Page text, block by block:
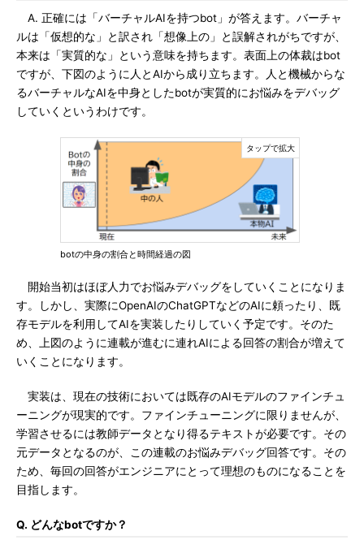
A. 正確には「バーチャルAIを持つbot」が答えます。バーチャ
ルは「仮想的な」と訳され「想像上の」と誤解されがちですが、
本来は「実質的な」という意味を持ちます。表面上の体裁はbot
ですが、下図のように人とAIから成り立ちます。人と機械からな
るバーチャルなAIを中身としたbotが実質的にお悩みをデバッグ
していくというわけです。
botの中身の割合と時間経過の図
開始当初はほぼ人力でお悩みデバッグをしていくことになりま
す。しかし、実際にOpenAIのChatGPTなどのAIに頼ったり、既
存モデルを利用してAIを実装したりしていく予定です。そのた
め、上図のように連載が進むに連れAIによる回答の割合が増えて
いくことになります。
実装は、現在の技術においては既存のAIモデルのファインチュ
ーニングが現実的です。ファインチューニングに限りませんが、
学習させるには教師データとなり得るテキストが必要です。その
元データとなるのが、この連載のお悩みデバッグ回答です。その
ため、毎回の回答がエンジニアにとって理想のものになることを
目指します。
Q. どんなbotですか？